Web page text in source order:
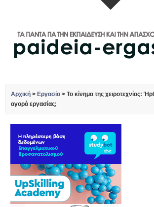
Αρχική > Εργασία >Το κίνημα της χειροτεχνίας:
αγορά εργασίας;